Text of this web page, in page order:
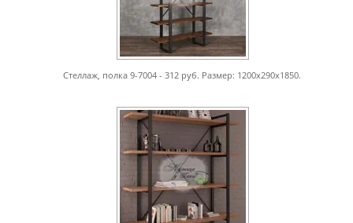
Стеллаж, полка 9-7004 - 312 руб. Размер: 1200х290х1850.